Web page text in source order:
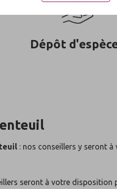
Dépôt
: nos conseillers y seront à
seront à votre disposition